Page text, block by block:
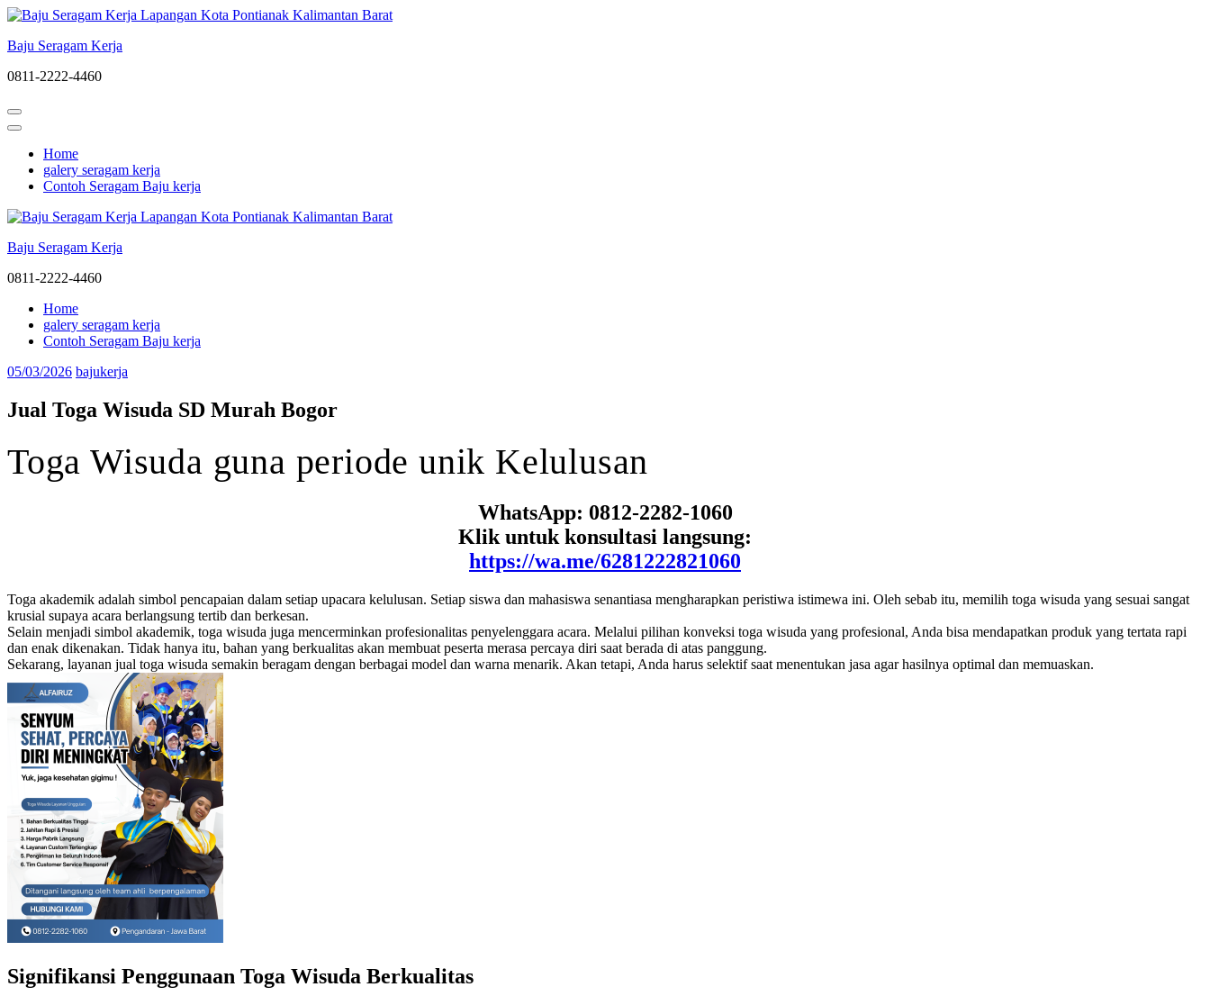
Lompat
konten
Enter)
Baju Seragam Kerja
0811-2222-4460
Home
galery seragam kerja
Contoh Seragam Baju kerja
Baju Seragam Kerja
0811-2222-4460
Home
galery seragam kerja
Contoh Seragam Baju kerja
05/03/2026 bajukerja
Jual Toga Wisuda SD Murah Bogor
Toga Wisuda guna periodeunik Kelulusan
WhatsApp: 0812-2282-1060
Klik untuk konsultasi langsung:
https://wa.me/6281222821060
Toga akademik adalah simbol pencapaian dalam setiap upacara kelulusan. Setiap siswa dan mahasiswa senantiasa mengharapkan peristiwa istimewa ini. Oleh sebab itu, memilih toga wisuda yang sesuai sangat
krusial supaya acara berlangsung tertib dan berkesan.
Selain menjadi simbol akademik, toga wisuda juga mencerminkan profesionalitas penyelenggara acara. Melalui pilihan konveksi toga wisuda yang profesional, Anda bisa mendapatkan produk yang tertata rapi
dan enak dikenakan. Tidak hanya itu, bahan yang berkualitas akan membuat peserta merasa percaya diri saat berada di atas panggung.
Sekarang, layanan jual toga wisuda semakin beragam dengan berbagai model dan warna menarik. Akan tetapi, Anda harus selektif saat menentukan jasa agar hasilnya optimal dan memuaskan.
Signifikansi Penggunaan Toga Wisuda Berkualitas